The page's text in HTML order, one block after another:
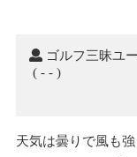
ゴルフ三昧ユ
( - - )
天気は曇りで風も